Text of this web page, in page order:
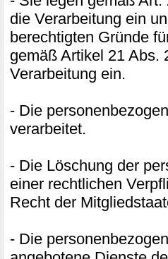
die Verarbeitung ein
berechtigten Gründe
gemäß Artikel 21 Abs.
Verarbeitung ein.
- Die
verarbeitet.
- Die Löschung der
einer rechtlichen
Recht der
- Die